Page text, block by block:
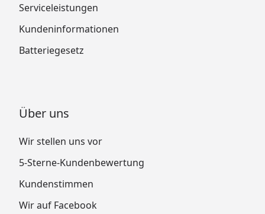
Serviceleistungen
Kundeninformationen
Batteriegesetz
Über uns
Wir stellen uns vor
5-Sterne-Kundenbewertung
Kundenstimmen
Wir auf Facebook